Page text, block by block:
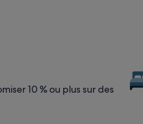
10 % ou plus sur des